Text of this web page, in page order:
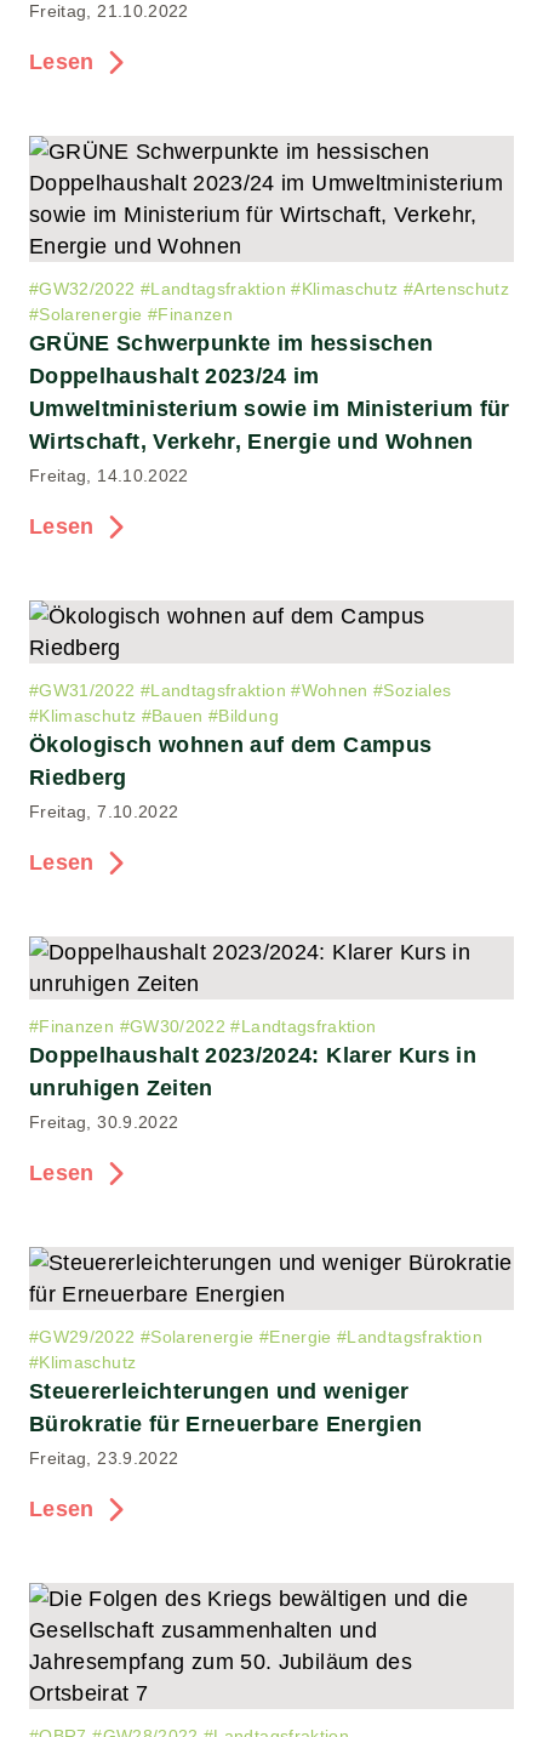
Freitag, 21.10.2022
Lesen
#GW32/2022 #Landtagsfraktion #Klimaschutz #Artenschutz
#Solarenergie #Finanzen
GRÜNE Schwerpunkte im hessischen
Doppelhaushalt 2023/24 im
Umweltministerium sowie im Ministerium für
Wirtschaft, Verkehr, Energie und Wohnen
Freitag, 14.10.2022
Lesen
#GW31/2022 #Landtagsfraktion #Wohnen #Soziales
#Klimaschutz #Bauen #Bildung
Ökologisch wohnen auf dem Campus
Riedberg
Freitag, 7.10.2022
Lesen
#Finanzen #GW30/2022 #Landtagsfraktion
Doppelhaushalt 2023/2024: Klarer Kurs in
unruhigen Zeiten
Freitag, 30.9.2022
Lesen
#GW29/2022 #Solarenergie #Energie #Landtagsfraktion
#Klimaschutz
Steuererleichterungen und weniger
Bürokratie für Erneuerbare Energien
Freitag, 23.9.2022
Lesen